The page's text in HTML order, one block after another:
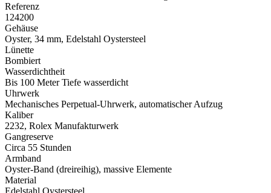
Referenz
124200
Gehäuse
Oyster, 34 mm, Edelstahl Oystersteel
Lünette
Bombiert
Wasserdichtheit
Bis 100 Meter Tiefe wasserdicht
Uhrwerk
Mechanisches Perpetual-Uhrwerk, automatischer Aufzug
Kaliber
2232, Rolex Manufakturwerk
Gangreserve
Circa 55 Stunden
Armband
Oyster-Band (dreireihig), massive Elemente
Material
Edelstahl Oystersteel